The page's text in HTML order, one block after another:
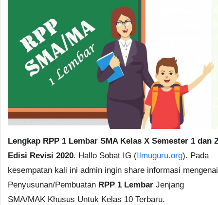
Lengkap RPP 1 Lembar SMA Kelas X Semester 1 dan 2
Edisi Revisi 2020. Hallo Sobat IG ( Ilmuguru.org). Pada
kesempatan kali ini admin ingin share informasi mengenai
Penyusunan/Pembuatan RPP 1 Lembar Jenjang
SMA/MAK Khusus Untuk Kelas 10 Terbaru.